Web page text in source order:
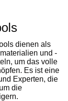
dienen als
und -
um das volle
Es ist eine
Experten, die
die